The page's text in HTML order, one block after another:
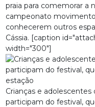
praia para comemorar a
campeonato
conhecerem outros
Cássia. [caption
width="300"]
Crianças e
participam do festival,